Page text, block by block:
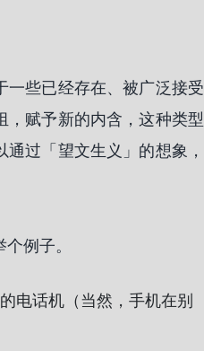
一些已经存在、被广泛接受
，赋予新的内含，这种类型
过「望文生义」的想象，
例子。
电话机（当然，手机在别